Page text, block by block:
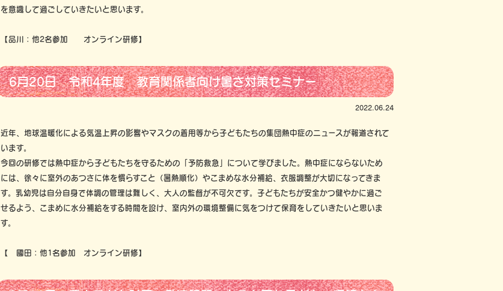
を意識して過ごしていきたいと思います。
【品川：他2名参加 オンライン研修】
6月20日 令和4年度 教育関係者向け暑さ対策セミナー
2022.06.24
近年、地球温暖化による気温上昇の影響やマスクの着用等から子どもたちの集団熱中症のニュースが報道されて
います。
今回の研修では熱中症から子どもたちを守るための「予防救急」について学びました。熱中症にならないため
には、徐々に室外のあつさに体を慣らすこと（暑熱順化）やこまめな水分補給、衣服調整が大切になってきま
す。乳幼児は自分自身で体調の管理は難しく、大人の監督が不可欠です。子どもたちが安全かつ健やかに過ご
せるよう、こまめに水分補給をする時間を設け、室内外の環境整備に気をつけて保育をしていきたいと思いま
す。
【 國田：他1名参加 オンライン研修】